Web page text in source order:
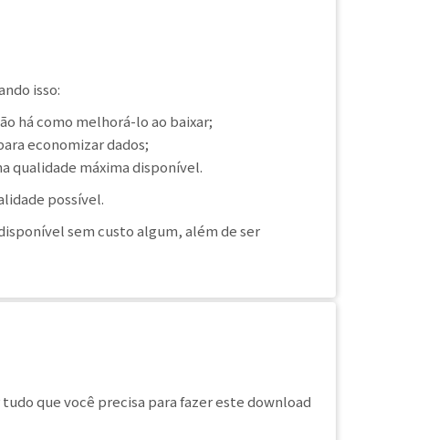
isso:
há como melhorá-lo ao baixar;
economizar dados;
qualidade máxima disponível.
possível.
sem custo algum, além de ser
que você precisa para fazer este download